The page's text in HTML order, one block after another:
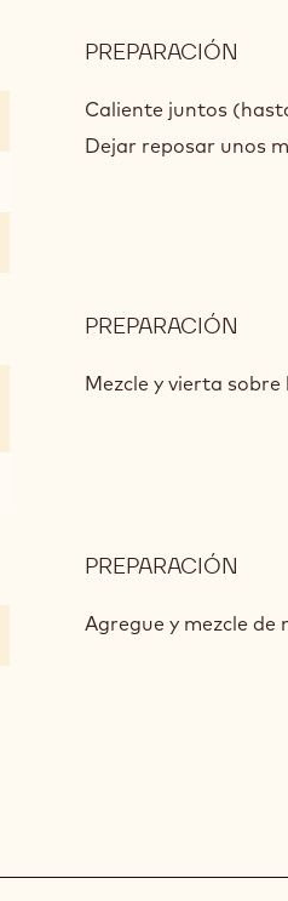
PREPARACIÓN
DE
ORO
Caliente juntos
Dejar reposar unos
PREPARACIÓN
DE
Mezcle y vierta
PREPARACIÓN
DE
Agregue y mezcle de